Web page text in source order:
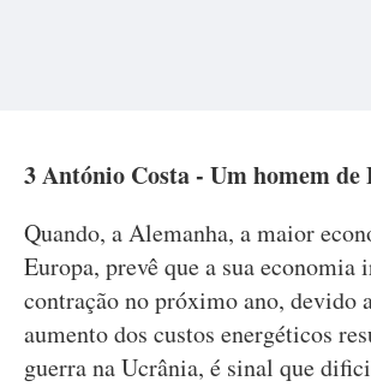
3 António Costa - Um homem de
Quando, a Alemanha, a maior
Europa, prevê que a sua economia
contração no próximo ano, devido
aumento dos custos energéticos
guerra na Ucrânia, é sinal que